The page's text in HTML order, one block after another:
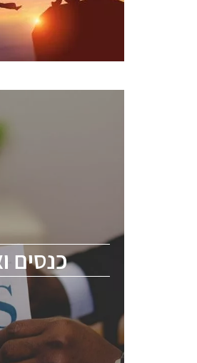
כנסים
כנסים
הסמיקונדקטור כולל
on May 12-13,
is intended for
semiconductor
professional
executives.